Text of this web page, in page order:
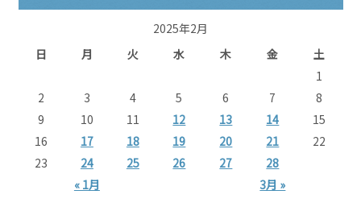
2025年2月
日
月 火 水 木 金 土
« 1月 3月 »
1
2
3 4 5 6 7
8
9
10 11 12 13 14
15
16
17 18 19 20 21
22
23
24 25 26 27 28